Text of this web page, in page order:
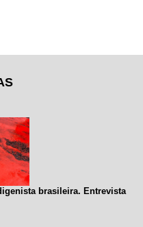
brasileira. Entrevista